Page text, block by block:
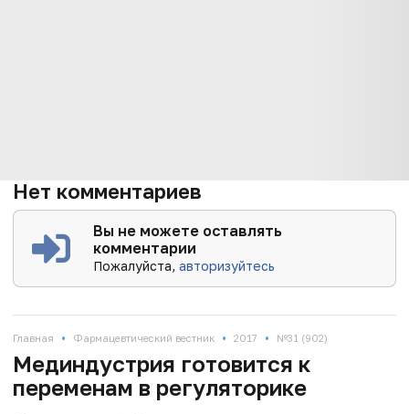
Нет комментариев
Вы не можете оставлять
комментарии
Пожалуйста,авторизуйтесь
Главная • Фармацевтический вестник • 2017 • №31 (902)
Мединдустрия готовится к
переменам в регуляторике